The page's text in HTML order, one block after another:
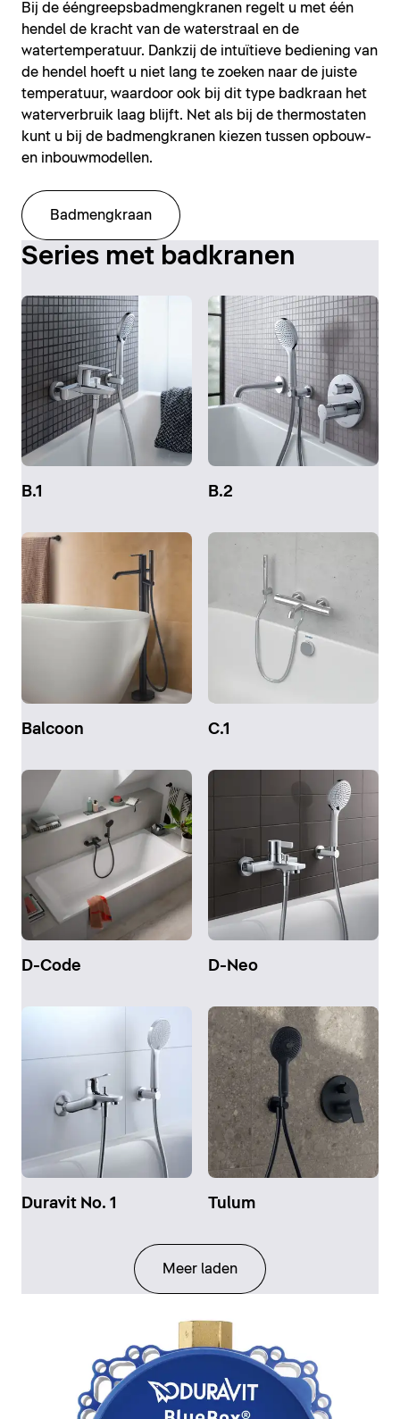
Bij de ééngreepsbadmengkranen regelt u met één
hendel de kracht van de waterstraal en de
watertemperatuur. Dankzij de intuïtieve bediening van
de hendel hoeft u niet lang te zoeken naar de juiste
temperatuur, waardoor ook bij dit type badkraan het
waterverbruik laag blijft. Net als bij de thermostaten
kunt u bij de badmengkranen kiezen tussen opbouw-
en inbouwmodellen.
Badmengkraan
Series met badkranen
B.1 B.2
Balcoon C.1
D-Code D-Neo
Duravit No. 1 Tulum
Meer laden